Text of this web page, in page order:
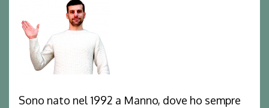
Sono nato nel 1992 a Manno, dove ho sempre